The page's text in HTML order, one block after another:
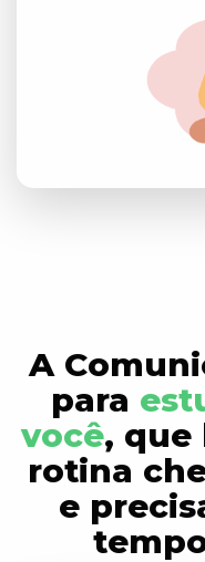
A
para
você, que
rotina
e